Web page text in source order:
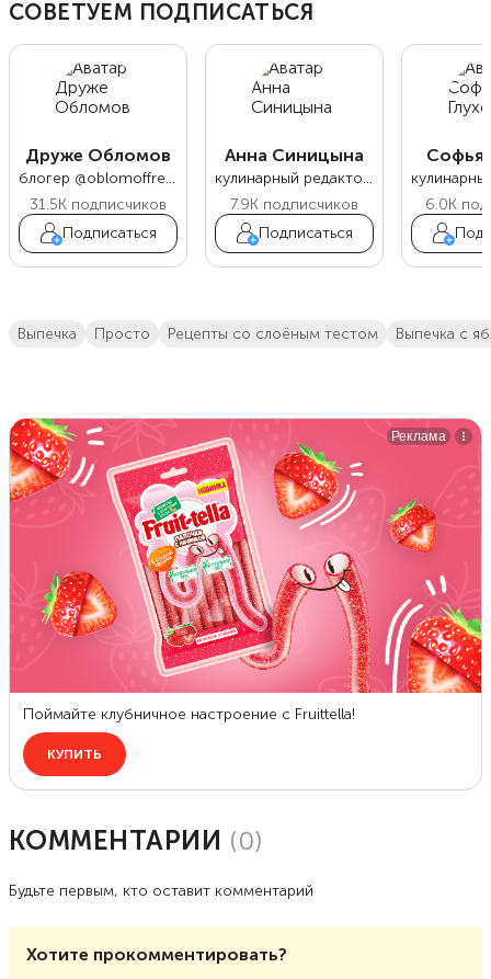
СОВЕТУЕМ ПОДПИСАТЬСЯ
Друже Обломов
блогер @oblomoffrecipe
31.5K подписчиков
Подписаться
Анна Синицына
кулинарный редактор Food.ru
7.9K подписчиков
Подписаться
Софья
6.0K
выпечка просто рецепты со слоёным тестом выпечка с
КОММЕНТАРИИ (0)
Будьте первым, кто оставит комментарий
Хотите прокомментировать?